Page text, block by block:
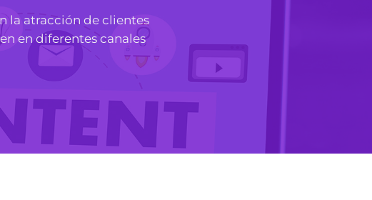
la atracción de clientes
en diferentes canales